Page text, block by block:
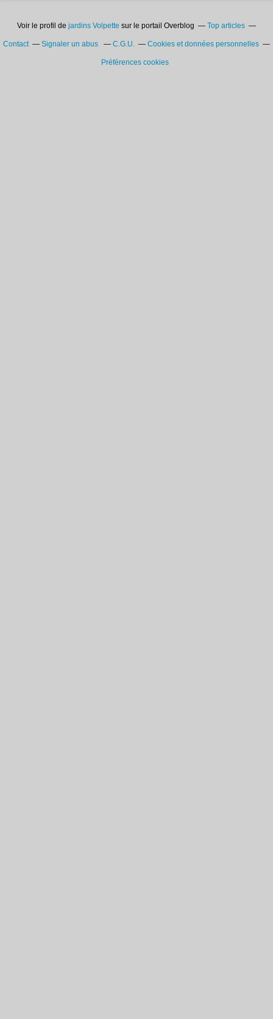
Voir le profil de jardins Volpette sur le portail Overblog Top articles
Contact Signaler un abus C.G.U. Cookies et données personnelles
Préférences cookies